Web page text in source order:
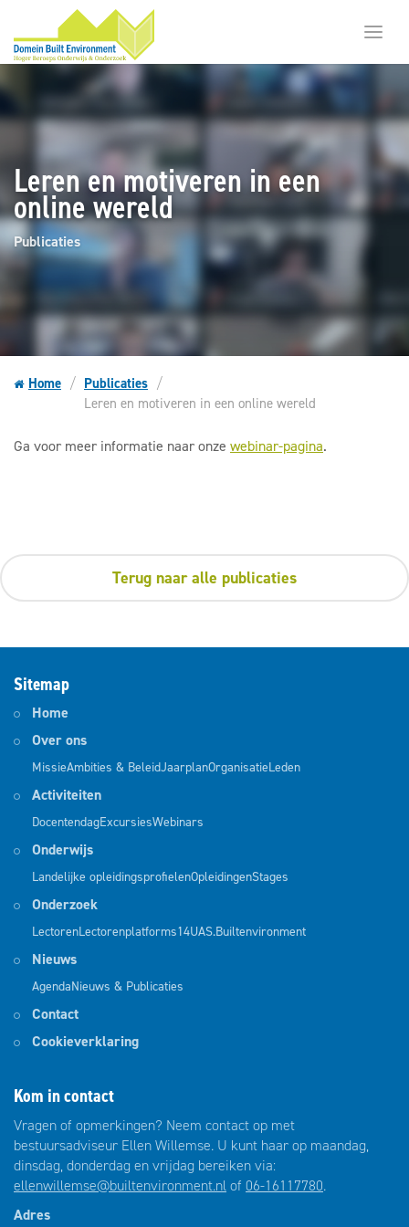
Leren en motiveren in een
online wereld
Publicaties
Home
Publicaties
Leren en motiveren in een online wereld
Ga voor meer informatie naar onze webinar-pagina.
Terug naar alle publicaties
Sitemap
Home
Over ons
MissieAmbities & BeleidJaarplanOrganisatieLeden
Activiteiten
DocentendagExcursiesWebinars
Onderwijs
Landelijke opleidingsprofielenOpleidingenStages
Onderzoek
LectorenLectorenplatforms14UAS.Builtenvironment
Nieuws
AgendaNieuws & Publicaties
Contact
Cookieverklaring
Kom in contact
Vragen of opmerkingen? Neem contact op met
bestuursadviseur Ellen Willemse. U kunt haar op maandag,
dinsdag, donderdag en vrijdag bereiken via:
ellenwillemse@builtenvironment.nlof 06-16117780.
Adres